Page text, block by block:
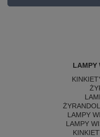
LAMPY
LAMPY
LAMPY